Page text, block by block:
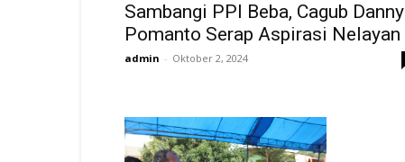
Sambangi PPI Beba, Cagub Danny
Pomanto Serap Aspirasi Nelayan
admin - Oktober 2, 2024